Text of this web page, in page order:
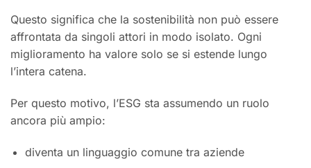
Questo significa che la sostenibilità non può essere
affrontata da singoli attori in modo isolato. Ogni
miglioramento ha valore solo se si estende lungo
l’intera catena.
Per questo motivo, l’ESG sta assumendo un ruolo
ancora più ampio:
diventa un linguaggio comune tra aziende